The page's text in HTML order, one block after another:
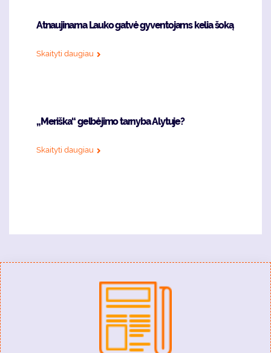
Atnaujinama Lauko gatvė gyventojams kelia šoką
Skaityti daugiau
„Meriška“ gelbėjimo tarnyba Alytuje?
Skaityti daugiau